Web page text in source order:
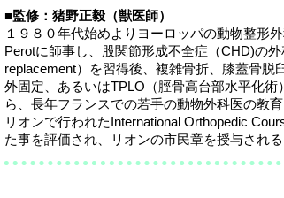
■監修：猪野正毅（獣医師）
１９８０年代始めよりヨーロッパの動物整形
Perotに師事し、股関節形成不全症（CHD)の
replacement）を習得後、複雑骨折、膝蓋骨
外固定、あるいはTPLO（脛骨高台部水平化
ら、長年フランスでの若手の動物外科医の教
リオンで行われたInternational Orthopedic
た事を評価され、リオンの市民章を授与される